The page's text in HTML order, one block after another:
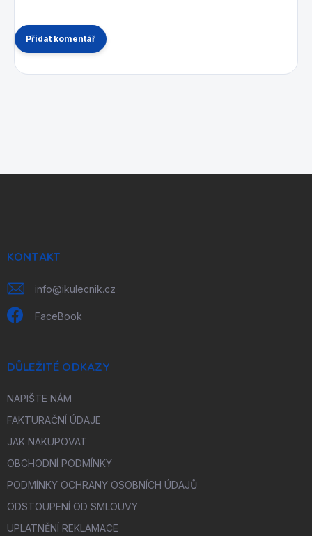
Přidat komentář
KONTAKT
info@ikulecnik.cz
FaceBook
DŮLEŽITÉ ODKAZY
NAPIŠTE NÁM
FAKTURAČNÍ ÚDAJE
JAK NAKUPOVAT
OBCHODNÍ PODMÍNKY
PODMÍNKY OCHRANY OSOBNÍCH ÚDAJŮ
ODSTOUPENÍ OD SMLOUVY
UPLATNĚNÍ REKLAMACE